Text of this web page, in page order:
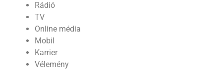
Rádió
TV
Online média
Mobil
Karrier
Vélemény